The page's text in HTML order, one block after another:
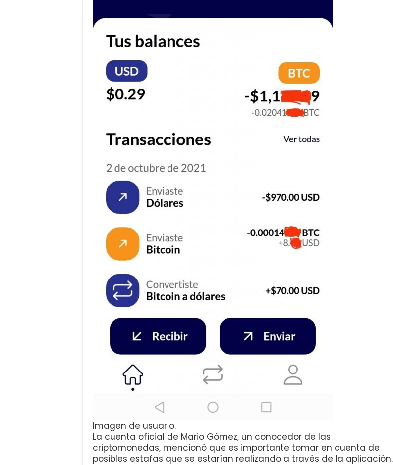
Imagen de usuario.
La cuenta oficial de Mario Gómez, un conocedor de las
criptomonedas, mencionó que es importante tomar en cuenta de
posibles estafas que se estarían realizando a través de la aplicación.